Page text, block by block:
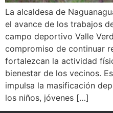
La alcaldesa de
el avance de los trabajos
campo deportivo Valle
compromiso de continuar
fortalezcan la actividad
bienestar de los vecinos.
impulsa la masificación
los niños, jóvenes […]